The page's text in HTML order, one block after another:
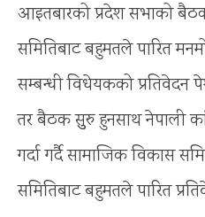
आइतबारको प्रदेश सभाको
समितिबाट बहुमतले पारित
सम्बन्धी विधेयकको प्रतिवेदन
तर बैठक सुुरु हुनसाथ नेपाली
गर्दा गर्दै सामाजिक विकास
समितिबाट बहुमतले पारित